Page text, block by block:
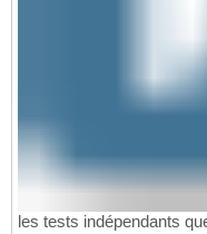
les tests indépendants